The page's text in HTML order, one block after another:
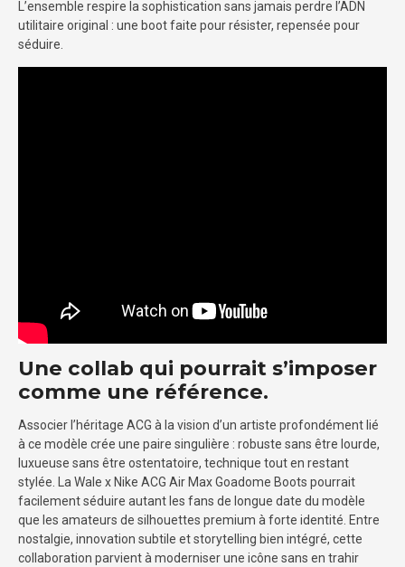
L’ensemble respire la sophistication sans jamais perdre l’ADN
utilitaire original : une boot faite pour résister, repensée pour
séduire.
Une collab qui pourrait s’imposer
comme une référence.
Associer l’héritage ACG à la vision d’un artiste profondément lié
à ce modèle crée une paire singulière : robuste sans être lourde,
luxueuse sans être ostentatoire, technique tout en restant
stylée. La Wale x Nike ACG Air Max Goadome Boots pourrait
facilement séduire autant les fans de longue date du modèle
que les amateurs de silhouettes premium à forte identité. Entre
nostalgie, innovation subtile et storytelling bien intégré, cette
collaboration parvient à moderniser une icône sans en trahir